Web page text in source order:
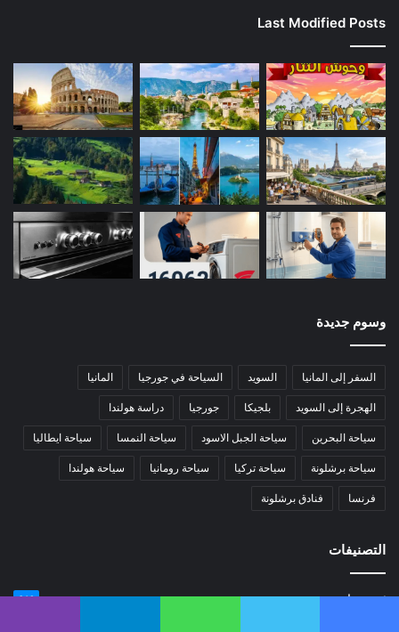
Last Modified Posts
وسوم جديدة
السفر إلى المانيا السويد السياحة في جورجيا المانيا
الهجرة إلى السويد بلجيكا جورجيا دراسة هولندا
سياحة البحرين سياحة الجبل الاسود سياحة النمسا سياحة ايطاليا
سياحة برشلونة سياحة تركيا سياحة رومانيا سياحة هولندا
فرنسا فنادق برشلونة
التصنيفات
منوعات 316